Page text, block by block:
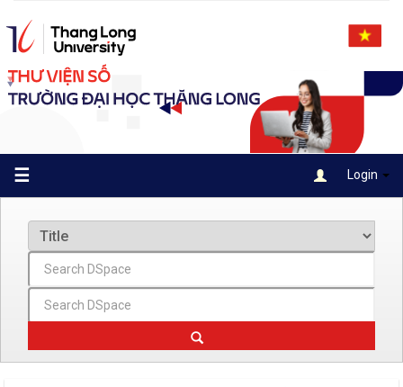
navigation
☰ Login